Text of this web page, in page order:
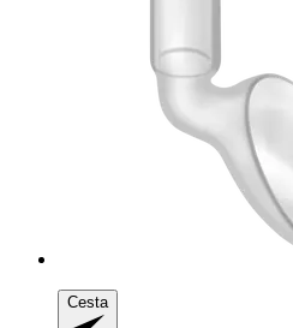
Cesta